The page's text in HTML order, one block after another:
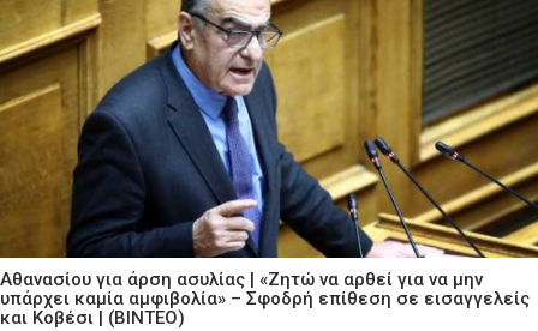
Αθανασίου για άρση ασυλίας | «Ζητώ να αρθεί για να μην
υπάρχει καμία αμφιβολία» – Σφοδρή επίθεση σε εισαγγελείς
και Κοβέσι | (ΒΙΝΤΕΟ)